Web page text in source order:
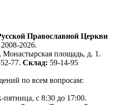
Православной Церкви
2008-2026.
Монастырская площадь, д. 1.
77. Склад: 59-14-95
по всем вопросам:
пятница, с 8:30 до 17:00.